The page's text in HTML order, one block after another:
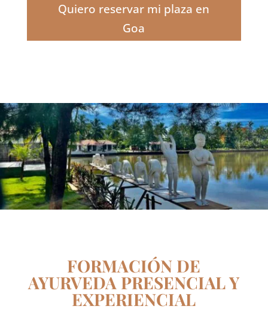
Quiero reservar mi plaza en
Goa
FORMACIÓN DE
AYURVEDA PRESENCIAL Y
EXPERIENCIAL